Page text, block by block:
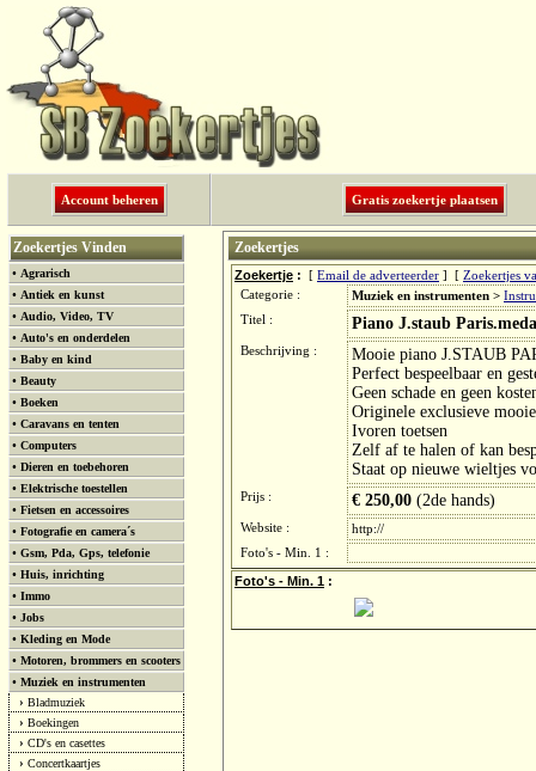
Account beheren Gratis zoekertje plaatsen
Zoekertjes Vinden
• Agrarisch
• Antiek en kunst
• Audio, Video, TV
• Auto's en onderdelen
• Baby en kind
• Beauty
• Boeken
• Caravans en tenten
• Computers
• Dieren en toebehoren
• Elektrische toestellen
• Fietsen en accessoires
• Fotografie en camera´s
• Gsm, Pda, Gps, telefonie
• Huis, inrichting
• Immo
• Jobs
• Kleding en Mode
• Motoren, brommers en scooters
• Muziek en instrumenten
› Bladmuziek
› Boekingen
› CD's en casettes
› Concertkaartjes
Zoekertjes
Zoekertje : [ Email de adverteerder ] [ Zoekertjes
Categorie :
Muziek en instrumenten >
Titel :
Piano J.staub
Beschrijving :
Mooie piano J.STAUB
Perfect bespeelbaar en
Geen schade en geen
Originele exclusieve
Ivoren toetsen
Zelf af te halen of kan
Staat op nieuwe wieltjes
Prijs : € 250,00 (2de hands)
Website :
http://
Foto's - Min. 1 :
Foto's - Min. 1 :